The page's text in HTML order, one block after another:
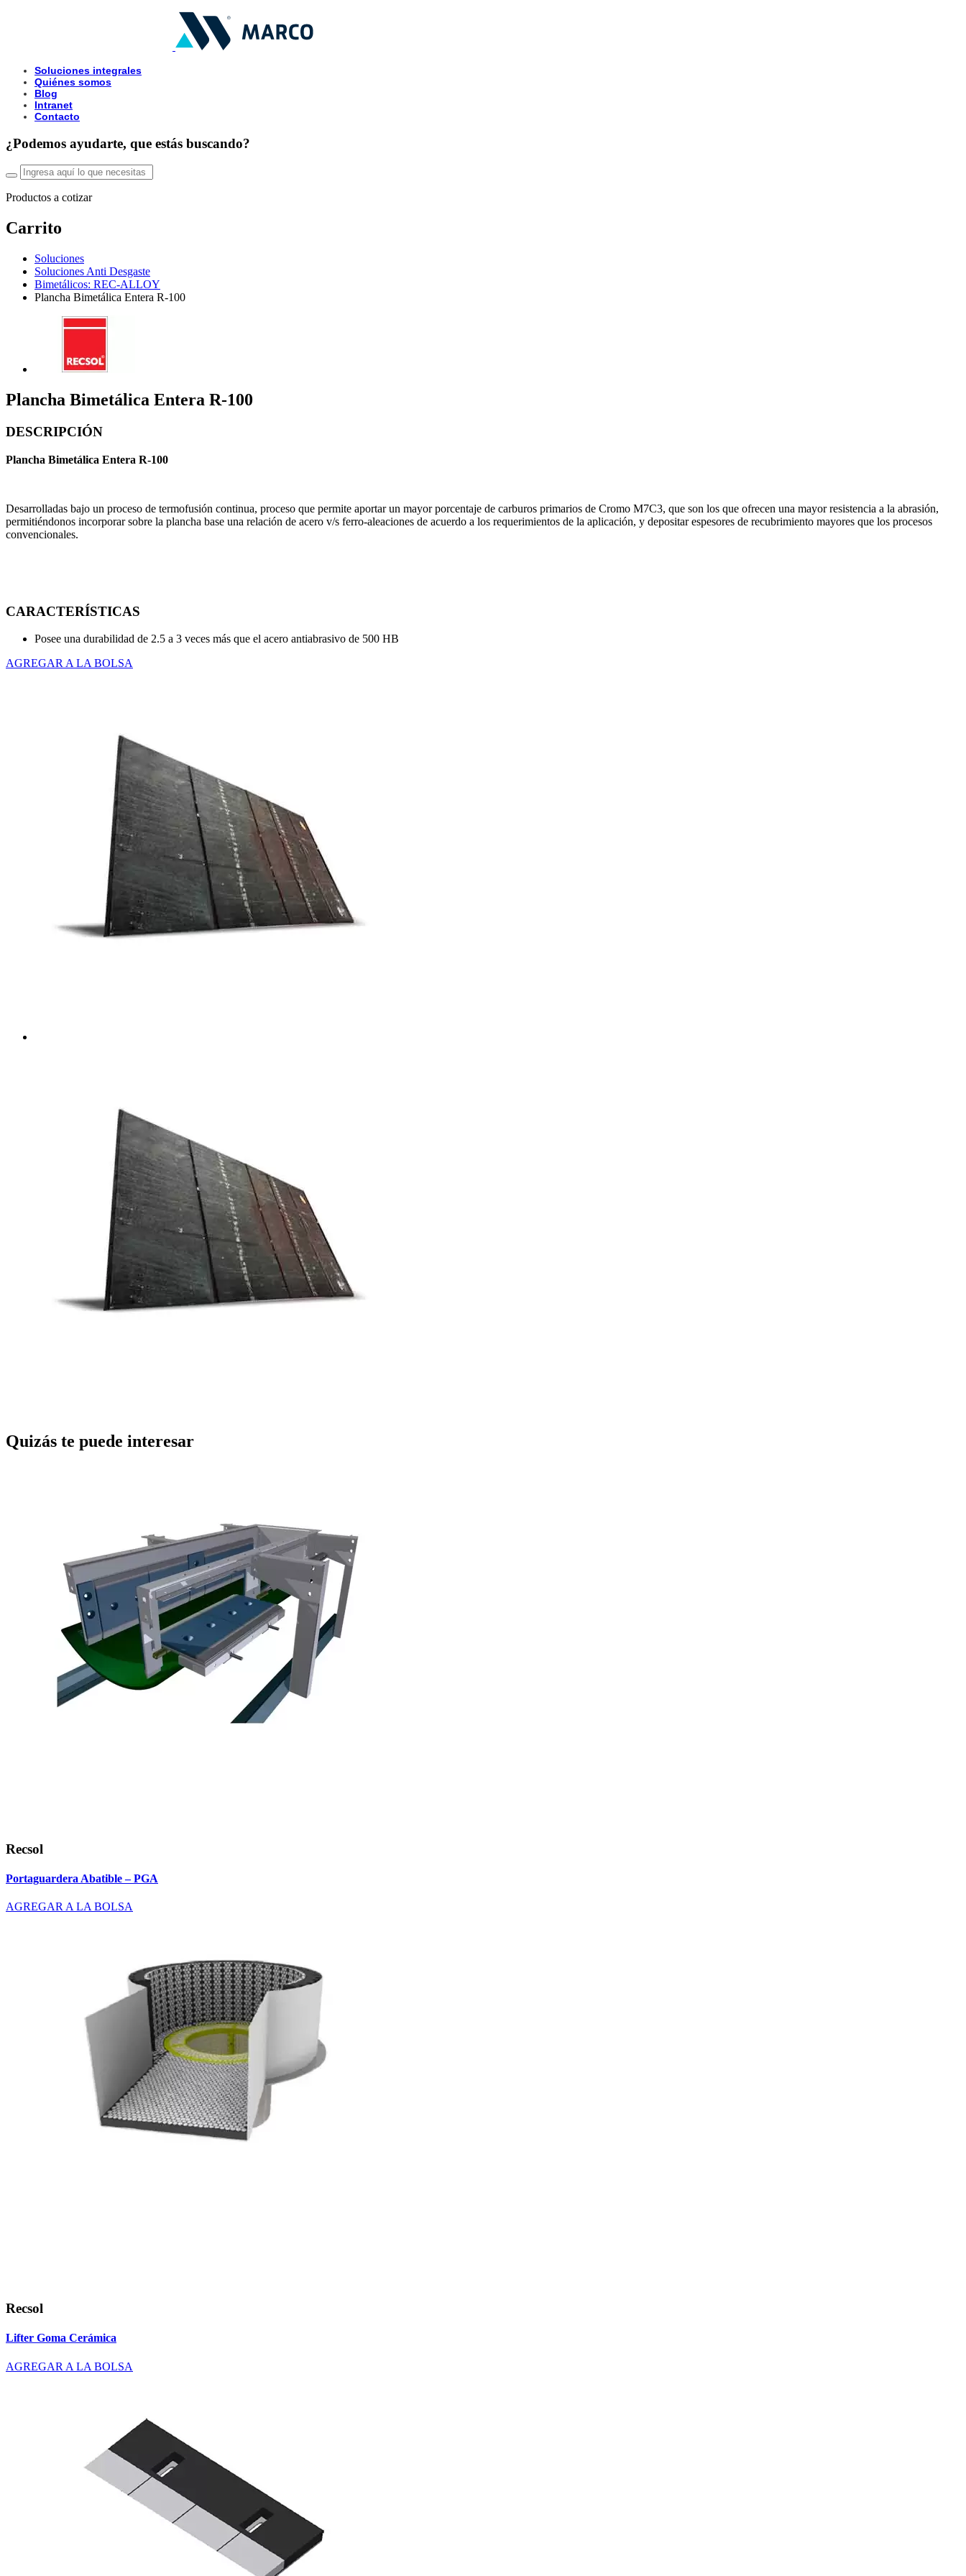
Soluciones integrales
Quiénes somos
Blog
Intranet
Contacto
¿Podemos ayudarte, que estás buscando?
Productos a cotizar
Carrito
Soluciones
Soluciones Anti Desgaste
Bimetálicos: REC-ALLOY
Plancha Bimetálica Entera R-100
Plancha Bimetálica Entera R-100
DESCRIPCIÓN
Plancha Bimetálica Entera R-100
Desarrolladas bajo un proceso de termofusión continua, proceso que permite aportar un mayor porcentaje de carburos primarios de Cromo M7C3, que son los que ofrecen una mayor resistencia a la abrasión,
permitiéndonos incorporar sobre la plancha base una relación de acero v/s ferro-aleaciones de acuerdo a los requerimientos de la aplicación, y depositar espesores de recubrimiento mayores que los procesos
convencionales.
CARACTERÍSTICAS
Posee una durabilidad de 2.5 a 3 veces más que el acero antiabrasivo de 500 HB
AGREGAR A LA BOLSA
Quizás te puede interesar
Recsol
Portaguardera Abatible – PGA
AGREGAR A LA BOLSA
Recsol
Lifter Goma Cerámica
AGREGAR A LA BOLSA